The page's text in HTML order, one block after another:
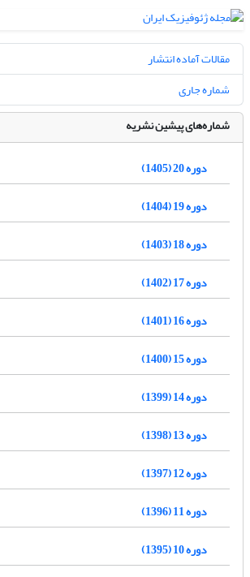
مقالات آماده انتشار
شماره جاری
شماره‌های پیشین نشریه
دوره 20 (1405)
دوره 19 (1404)
دوره 18 (1403)
دوره 17 (1402)
دوره 16 (1401)
دوره 15 (1400)
دوره 14 (1399)
دوره 13 (1398)
دوره 12 (1397)
دوره 11 (1396)
دوره 10 (1395)